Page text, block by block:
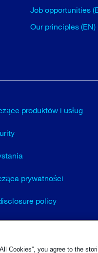
Job opportunities
Our principles (EN)
produktów i usług
prywatności
policy
(EN)
Cookies”, you agree to the